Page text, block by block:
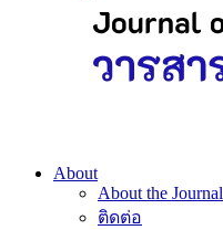
About
About the Journal
ติดต่อ